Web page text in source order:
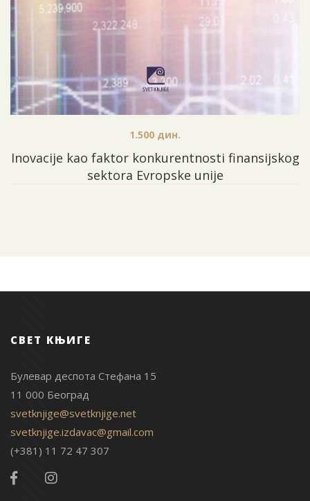
Inovacije kao faktor konkurentnosti finansijskog
sektora Еvropske unije
1.500 дин.
СВЕТ КЊИГЕ
Булевар деспота Стефана 15
11 000 Београд
svetknjige@svetknjige.net
svetknjige.izdavac@gmail.com
(+381) 11 72 47 307